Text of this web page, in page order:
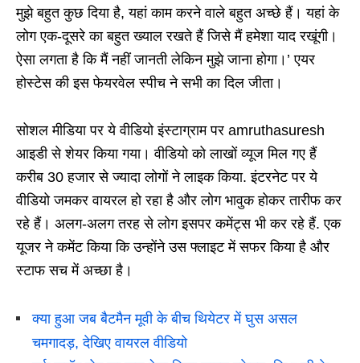
मुझे बहुत कुछ दिया है, यहां काम करने वाले बहुत अच्छे हैं। यहां के
लोग एक-दूसरे का बहुत ख्याल रखते हैं जिसे मैं हमेशा याद रखूंगी।
ऐसा लगता है कि मैं नहीं जानती लेकिन मुझे जाना होगा।’ एयर
होस्टेस की इस फेयरवेल स्पीच ने सभी का दिल जीता।
सोशल मीडिया पर ये वीडियो इंस्टाग्राम पर amruthasuresh
आइडी से शेयर किया गया। वीडियो को लाखों व्यूज मिल गए हैं
करीब 30 हजार से ज्यादा लोगों ने लाइक किया. इंटरनेट पर ये
वीडियो जमकर वायरल हो रहा है और लोग भावुक होकर तारीफ कर
रहे हैं। अलग-अलग तरह से लोग इसपर कमेंट्स भी कर रहे हैं. एक
यूजर ने कमेंट किया कि उन्होंने उस फ्लाइट में सफर किया है और
स्टाफ सच में अच्छा है।
क्या हुआ जब बैटमैन मूवी के बीच थियेटर में घुस असल
चमगादड़, देखिए वायरल वीडियो